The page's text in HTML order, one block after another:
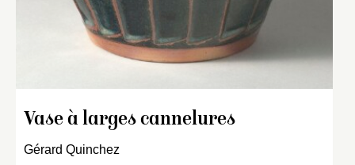
Vase à larges cannelures
Gérard Quinchez